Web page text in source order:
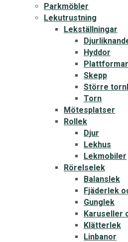
Parkmöbler
Lekutrustning
Lekställningar
Hyddor
Plattformar
Skepp
Större
Torn
Mötesplatser
Rollek
Djur
Lekhus
Lekmobiler
Rörelselek
Balanslek
Fjäderlek
Gunglek
Karuseller
Klätterlek
Linbanor